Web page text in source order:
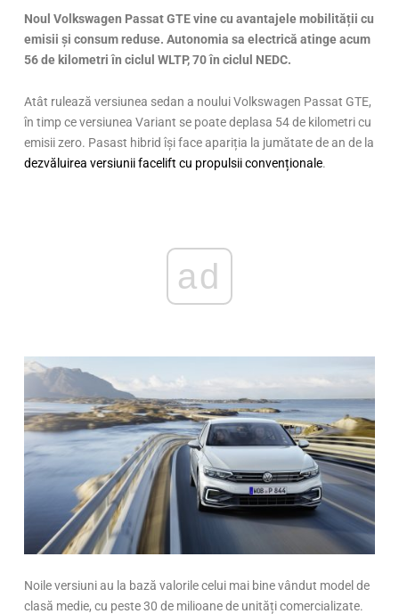
Noul Volkswagen Passat GTE vine cu avantajele mobilității cu
emisii și consum reduse. Autonomia sa electrică atinge acum
56 de kilometri în ciclul WLTP, 70 în ciclul NEDC.
Atât rulează versiunea sedan a noului Volkswagen Passat GTE,
în timp ce versiunea Variant se poate deplasa 54 de kilometri cu
emisii zero. Pasast hibrid își face apariția la jumătate de an de la
dezvăluirea versiunii facelift cu propulsii convenționale.
ad
Noile versiuni au la bază valorile celui mai bine vândut model de
clasă medie, cu peste 30 de milioane de unități comercializate.